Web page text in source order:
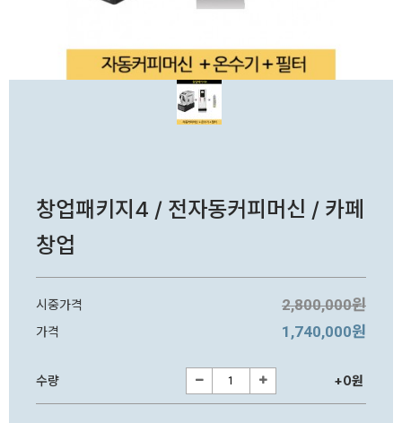
창업패키지4 / 전자동커피머신 / 카페
창업
시중가격 2,800,000원
가격 1,740,000원
수량 +0원